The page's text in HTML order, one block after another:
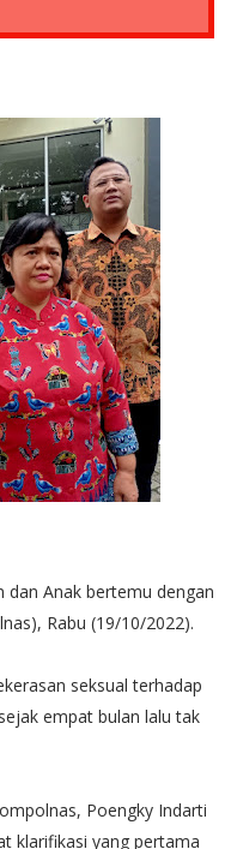
dan Anak bertemu dengan
Rabu (19/10/2022).
seksual terhadap
empat bulan lalu tak
Poengky Indarti
klarifikasi yang pertama